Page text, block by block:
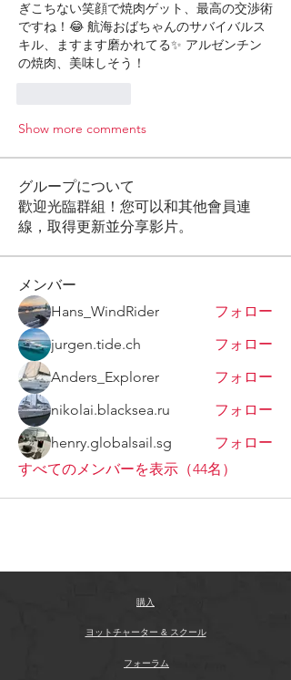
ぎこちない笑顔で焼肉ゲット、最高の交渉術
ですね！😂 航海おばちゃんのサバイバルス
キル、ますます磨かれてる✨ アルゼンチン
の焼肉、美味しそう！
Show more comments
グループについて
歡迎光臨群組！您可以和其他會員連
線，取得更新並分享影片。
メンバー
Hans_WindRider
フォロー
jurgen.tide.ch
フォロー
Anders_Explorer
フォロー
nikolai.blacksea.ru
フォロー
henry.globalsail.sg
フォロー
すべてのメンバーを表示（44名）
購入
ヨットチャーター & スクール
フォーラム